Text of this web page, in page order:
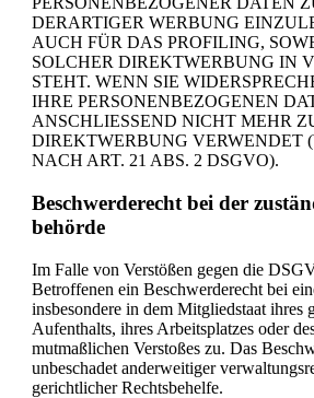
DERARTIGER WERBUNG
AUCH FÜR DAS PROFILING,
SOLCHER DIREKTWERBUNG IN
STEHT. WENN SIE
IHRE PERSONENBEZOGENEN
ANSCHLIESSEND NICHT MEHR
DIREKTWERBUNG VERWENDET
NACH ART. 21 ABS. 2 DSGVO).
Beschwerde­recht bei der
behörde
Im Falle von Verstößen gegen die
Betroffenen ein Beschwerderecht bei
insbesondere in dem Mitgliedstaat ihres
Aufenthalts, ihres Arbeitsplatzes oder
mutmaßlichen Verstoßes zu. Das
unbeschadet anderweitiger
gerichtlicher Rechtsbehelfe.